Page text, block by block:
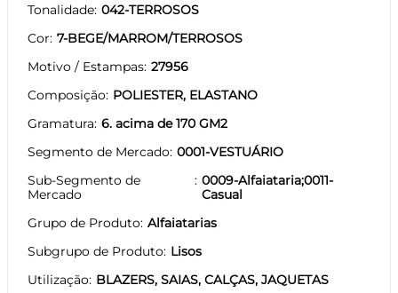
Tonalidade 042-TERROSOS
Cor 7-BEGE/MARROM/TERROSOS
Motivo / Estampas 27956
Composição POLIESTER, ELASTANO
Gramatura 6. acima de 170 GM2
Segmento de Mercado 0001-VESTUÁRIO
Sub-Segmento de
Mercado
0009-Alfaiataria;0011-
Casual
Grupo de Produto Alfaiatarias
Subgrupo de Produto Lisos
Utilização BLAZERS, SAIAS, CALÇAS, JAQUETAS